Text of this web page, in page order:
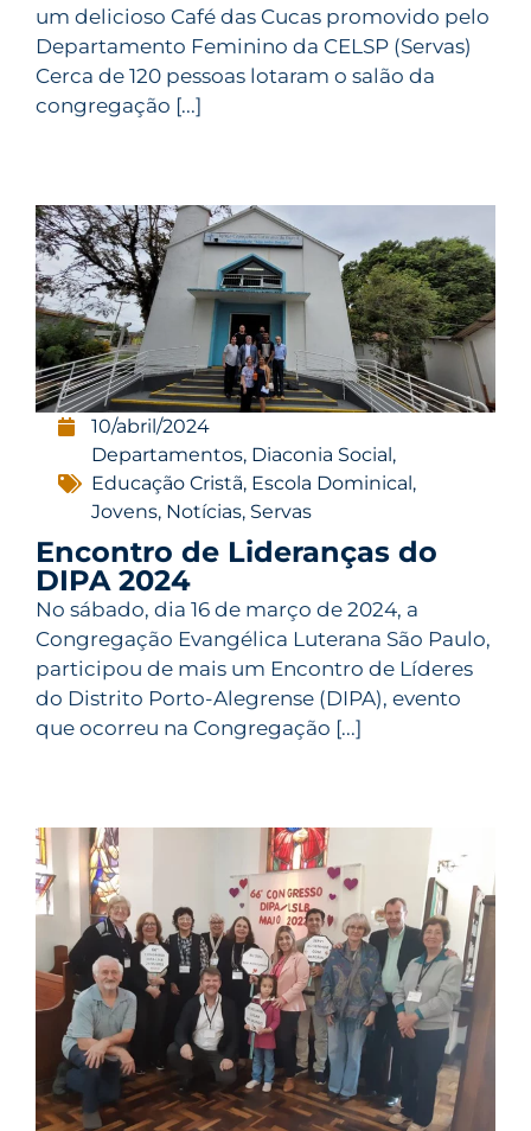
um delicioso Café das Cucas promovido pelo
Departamento Feminino da CELSP (Servas)
Cerca de 120 pessoas lotaram o salão da
congregação [...]
10/abril/2024
Departamentos, Diaconia Social,
Educação Cristã, Escola Dominical,
Jovens, Notícias, Servas
Encontro de Lideranças do
DIPA 2024
No sábado, dia 16 de março de 2024, a
Congregação Evangélica Luterana São Paulo,
participou de mais um Encontro de Líderes
do Distrito Porto-Alegrense (DIPA), evento
que ocorreu na Congregação [...]